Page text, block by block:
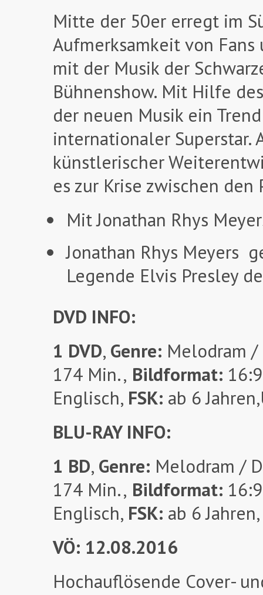
Mitte der 50er erregt im
Aufmerksamkeit von
mit der Musik der
Bühnenshow. Mit Hilfe
der neuen Musik ein
internationaler Superstar.
künstlerischer
es zur Krise zwischen den
Mit Jonathan Rhys
Jonathan Rhys Meyers
Legende Elvis Presley
DVD INFO:
1 DVD, Genre: Melodram
174 Min., Bildformat:
Englisch, FSK: ab 6 Jahren,
BLU-RAY INFO:
1 BD, Genre: Melodram /
174 Min., Bildformat:
Englisch, FSK: ab 6 Jahren,
VÖ: 12.08.2016
Hochauflösende Cover-